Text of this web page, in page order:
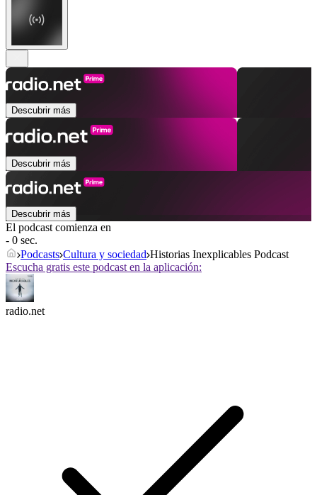
Descubrir más
Descubrir más
Descubrir más
El podcast comienza en
- 0 sec.
Podcasts Cultura y sociedad Historias Inexplicables Podcast
Escucha gratis este podcast en la aplicación:
radio.net